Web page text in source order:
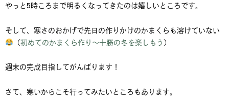
やっと5時ころまで明るくなってきたのは嬉しいところです。
そして、寒さのおかげで先日の作りかけのかまくらも溶けていない
（初めてのかまくら作り～十勝の冬を楽しもう）
週末の完成目指してがんばります！
さて、寒いからこそ行ってみたいところもあります。